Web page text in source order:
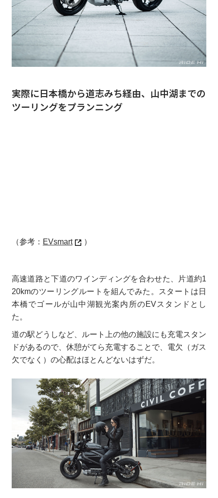
実際に日本橋から道志みち経由、山中湖までの
ツーリングをプランニング
（参考： EVsmart ）
高速道路と下道のワインディングを合わせた、片道約1
20kmのツーリングルートを組んでみた。スタートは日
本橋でゴールが山中湖観光案内所のEVスタンドとし
た。
道の駅どうしなど、ルート上の他の施設にも充電スタン
ドがあるので、休憩がてら充電することで、電欠（ガス
欠でなく）の心配はほとんどないはずだ。